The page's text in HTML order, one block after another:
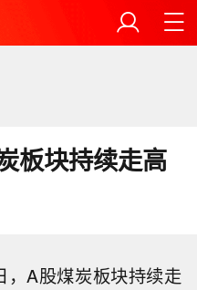
板块持续走高
A股煤炭板块持续走